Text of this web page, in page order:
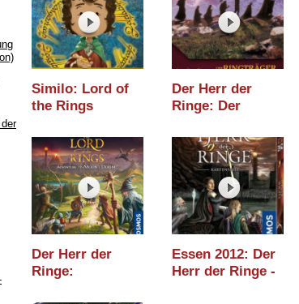
2026
Games/Asmodee)
/ Essen 2025
Similo: Lord of
the Rings
Essen 2023
Der Herr der
Ringe: Der
(Schmidt Spiele) /
Spielwarenmesse
2024
Der Herr der
Ringe:
Essen 2012: Der
Herr der Ringe -